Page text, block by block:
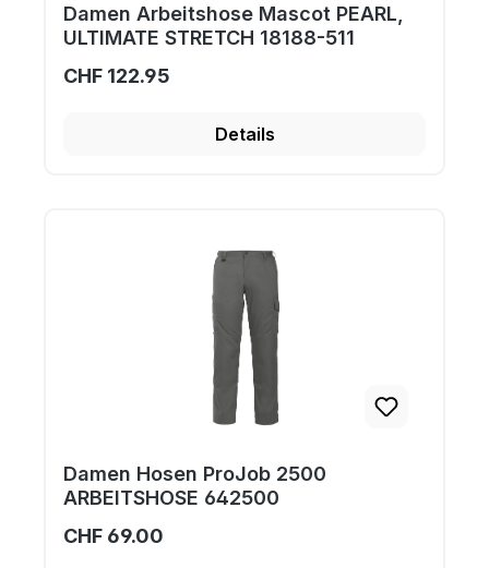
Damen Arbeitshose Mascot PEARL,
ULTIMATE STRETCH 18188-511
CHF 122.95
Details
Damen Hosen ProJob 2500
ARBEITSHOSE 642500
CHF 69.00